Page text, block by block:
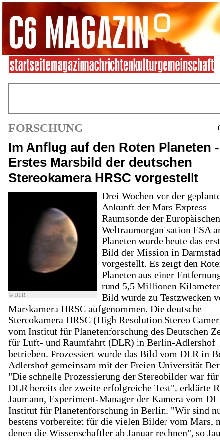
FORSCHUNG
Im Anflug auf den Roten Planeten -
Erstes Marsbild der deutschen
Stereokamera HRSC vorgestellt
© DLR
Drei Wochen vor der
Ankunft der Mars Express
Raumsonde der Europäischen
Weltraumorganisation ESA
Planeten wurde heute das
Bild der Mission in
vorgestellt. Es zeigt den
Planeten aus einer
rund 5,5 Millionen
Bild wurde zu Testzwecken
Marskamera HRSC aufgenommen. Die deutsche
Stereokamera HRSC (High Resolution Stereo
vom Institut für Planetenforschung des Deutschen
für Luft- und Raumfahrt (DLR) in Berlin-Adlershof
betrieben. Prozessiert wurde das Bild vom DLR in
Adlershof gemeinsam mit der Freien Universität
"Die schnelle Prozessierung der Stereobilder war für
DLR bereits der zweite erfolgreiche Test", erklärte
Jaumann, Experiment-Manager der Kamera vom
Institut für Planetenforschung in Berlin. "Wir sind
bestens vorbereitet für die vielen Bilder vom Mars,
denen die Wissenschaftler ab Januar rechnen", so